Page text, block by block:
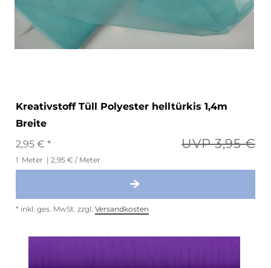
Kreativstoff Tüll Polyester helltürkis 1,4m
Breite
UVP 3,95 €
2,95 € *
1 Meter | 2,95 € / Meter
* inkl. ges. MwSt. zzgl. Versandkosten